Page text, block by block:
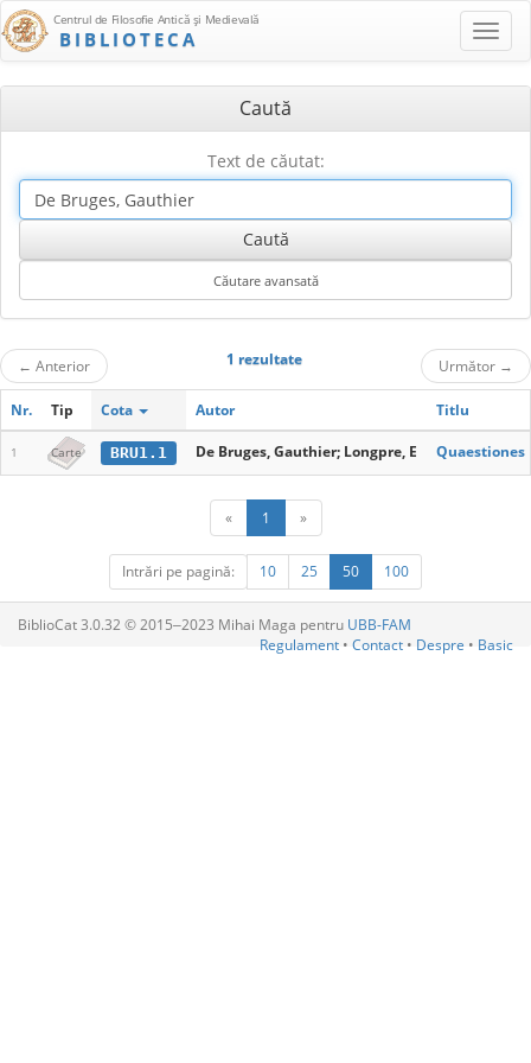
Centrul de Filosofie Antică şi Medievală
BIBLIOTECA
Caută
Text de căutat:
← Anterior 1 rezultate Următor →
Nr. Tip Cota Autor Titlu
1 Carte BRU1.1 De Bruges, Gauthier; Longpre, E Quaestiones
« 1 »
Intrări pe pagină: 10 25 50 100
BiblioCat 3.0.32 © 2015‒2023 Mihai Maga pentru UBB-FAM
Regulament • Contact • Despre • Basic